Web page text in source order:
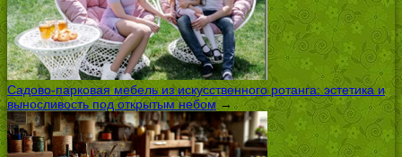
Садово-парковая мебель из искусственного ротанга: эстетика и
выносливость под открытым небом→